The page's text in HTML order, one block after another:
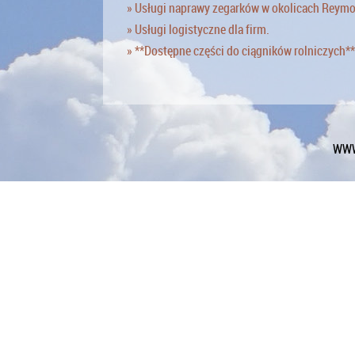
» Usługi naprawy zegarków w okolicach
» Usługi logistyczne dla firm.
» **Dostępne części do ciągników rolniczych**